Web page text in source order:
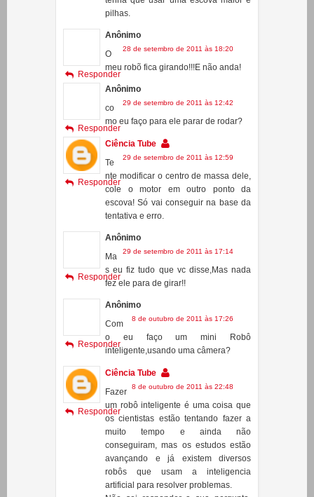
28 de setembro de 2011 às 18:20
meu robõ fica girando!!!E não anda!
Responder
mo eu faço para ele parar de rodar?
Responder
nte modificar o centro de massa dele,
cole o motor em outro ponto da
escova! Só vai conseguir na base da
Responder
Anônimo
29 de setembro de 2011 às 17:14
fez ele para de girar!!
Responder
Anônimo
8 de outubro de 2011 às 17:26
Com
o eu faço um mini Robô
inteligente,usando uma câmera?
Responder
Ciência Tube
8 de outubro de 2011 às 22:48
Fazer
os cientistas estão tentando fazer a
muito tempo e ainda não
avançando e já existem diversos
artificial para resolver problemas.
Não sei responder a sua pergunta,
sugiro que procure na internet sobre
inteligencia artificial, esse pode ser
um excelente tema para uma feira de
Responder